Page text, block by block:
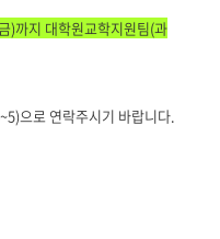
)까지 대학원교학지원팀(과
으로 연락주시기 바랍니다.